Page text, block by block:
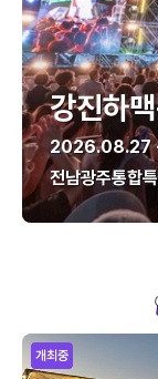
강진하
2026.08.27
전남광주통합
개최중